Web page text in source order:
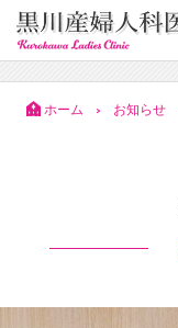
ホーム > お知らせ